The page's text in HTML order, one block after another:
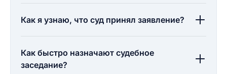
Как я узнаю, что суд принял заявление?
Как быстро назначают судебное
заседание?